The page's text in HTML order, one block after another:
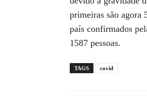
primeiras são agora
país confirmados
1587 pessoas.
TAGS covid